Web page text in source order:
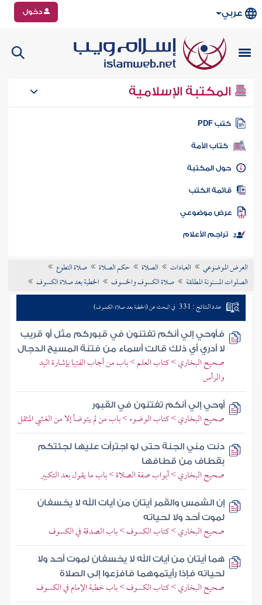
عربي دخول
المكتبة الإسلامية
كتب PDF
كتاب الأمة
المكتبة
الكتب
موضوعي
تراجم الأعلام
العرض الموضوعي العبادات الصلاة حكم الصلاة
صلاة التطوع
الصلوات المسنونة المطلقة
صلاة الكسوف والخسوف الخطبة بعد صلاة الكسوف
عدد النتائج : 331 في البحث عن (الخطبة بعد صلاة الكسوف)
فأوحي إلي أنكم تفتنون في قبوركم مثل أو قريب
لا أدري أي ذلك قالت أسماء من فتنة المسيح الدجال
صحيح البخاري > كتاب العلم > باب من أجاب الفتيا بإشارة اليد
والرأس
أوحي إلي أنكم تفتنون في القبور
صحيح البخاري > كتاب الوضوء > باب من لم يتوضأ إلا من الغشي المثقل
دنت مني الجنة حتى لو اجترأت عليها لجئتكم
بقطاف من قطافها
صحيح البخاري > أبواب صفة الصلاة > باب ما يقول بعد التكبير
إن الشمس والقمر آيتان من آيات الله لا يخسفان
لموت أحد ولا لحياته
صحيح البخاري > كتاب الكسوف > باب الصدقة في الكسوف
هما آيتان من آيات الله لا يخسفان لموت أحد ولا
لحياته فإذا رأيتموهما فافزعوا إلى الصلاة
صحيح البخاري > كتاب الكسوف > باب خطبة الإمام في الكسوف